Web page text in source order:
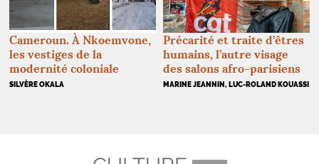
Cameroun. À Nkoemvone,
les vestiges de la
modernité coloniale
SILVÈRE OKALA
Précarité et traite d’êtres
humains, l’autre visage
des salons afro-parisiens
MARINE JEANNIN, LUC-ROLAND KOUASSI